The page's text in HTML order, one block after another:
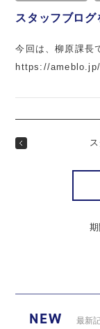
スタッフブロ
今回は、柳原課長
https://
期
NEW 最新